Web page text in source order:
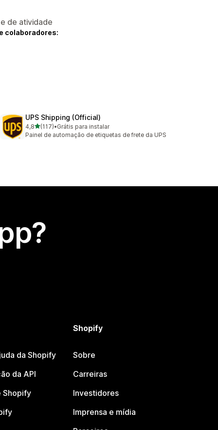
de atividade
colaboradores:
UPS Shipping (Official)
4,8de 5 estrelas
(117)
117 avaliações ao todo
•Grátis para instalar
Painel de automação de etiquetas de frete da UPS
da Shopify
da API
Shopify
Shopify
Sobre
Carreiras
Investidores
Imprensa e mídia